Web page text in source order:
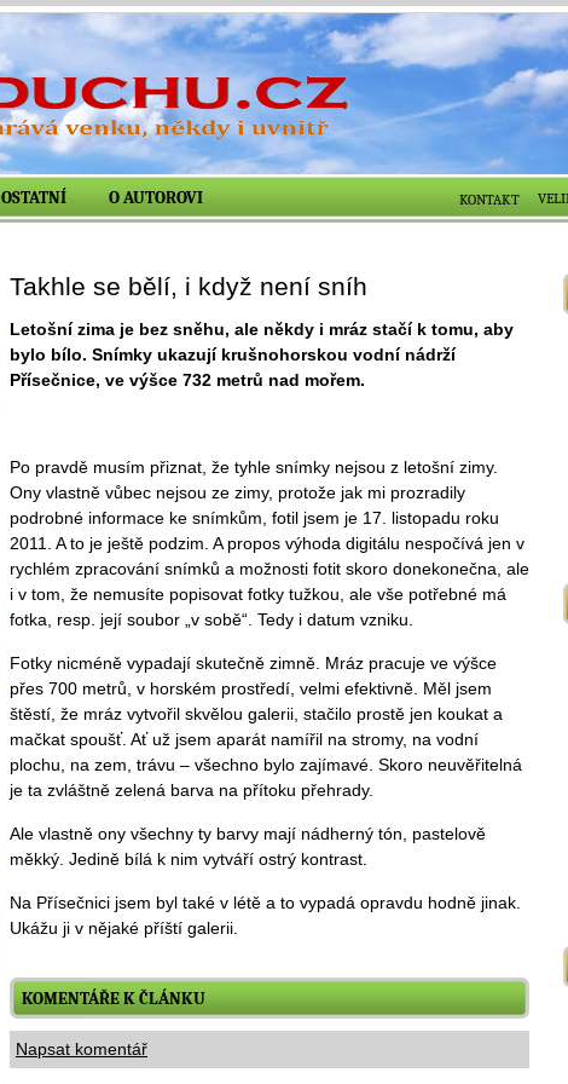
OSTATNÍ O AUTOROVI KONTAKT
Takhle se bělí, i když není sníh
Letošní zima je bez sněhu, ale někdy i mráz stačí k tomu, aby
bylo bílo. Snímky ukazují krušnohorskou vodní nádrží
Přísečnice, ve výšce 732 metrů nad mořem.
Po pravdě musím přiznat, že tyhle snímky nejsou z letošní zimy.
Ony vlastně vůbec nejsou ze zimy, protože jak mi prozradily
podrobné informace ke snímkům, fotil jsem je 17. listopadu roku
2011. A to je ještě podzim. A propos výhoda digitálu nespočívá jen v
rychlém zpracování snímků a možnosti fotit skoro donekonečna, ale
i v tom, že nemusíte popisovat fotky tužkou, ale vše potřebné má
fotka, resp. její soubor „v sobě“. Tedy i datum vzniku.
Fotky nicméně vypadají skutečně zimně. Mráz pracuje ve výšce
přes 700 metrů, v horském prostředí, velmi efektivně. Měl jsem
štěstí, že mráz vytvořil skvělou galerii, stačilo prostě jen koukat a
mačkat spoušť. Ať už jsem aparát namířil na stromy, na vodní
plochu, na zem, trávu – všechno bylo zajímavé. Skoro neuvěřitelná
je ta zvláštně zelená barva na přítoku přehrady.
Ale vlastně ony všechny ty barvy mají nádherný tón, pastelově
měkký. Jedině bílá k nim vytváří ostrý kontrast.
Na Přísečnici jsem byl také v létě a to vypadá opravdu hodně jinak.
Ukážu ji v nějaké příští galerii.
KOMENTÁŘE K ČLÁNKU
Napsat komentář